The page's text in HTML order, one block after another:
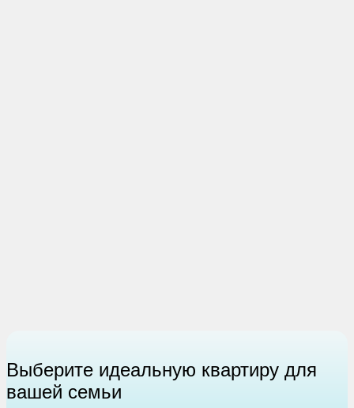
Выберите идеальную квартиру для
вашей семьи